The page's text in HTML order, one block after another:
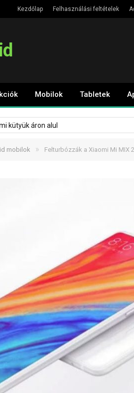
Kezdőlap Felhasználási feltételek
Mobilok Tabletek
kütyük áron alul
mobilok » Felturbózzák a Xiaomi Mi MIX